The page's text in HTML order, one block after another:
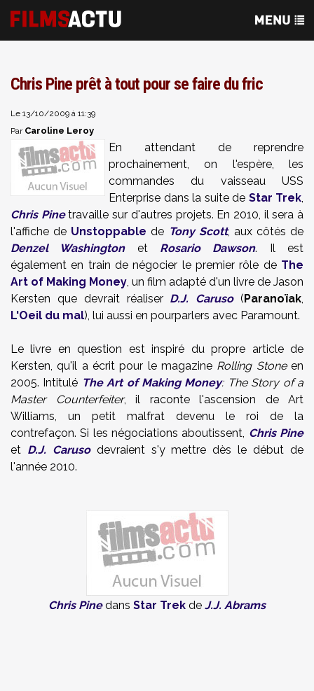
Chris Pine prêt à tout pour se faire du fric
Le 13/10/2009 à 11:39
Par Caroline Leroy
En attendant de reprendre
prochainement, on l'espère, les
commandes du vaisseau USS
Enterprise dans la suite de Star Trek,
Chris Pinetravaille sur d'autres projets. En 2010, il sera à
l'affiche de Unstoppable de Tony Scott, aux côtés de
Denzel Washingtonet Rosario Dawson. Il est
également en train de négocier le premier rôle de The
Art of Making Money, un film adapté d'un livre de Jason
Kersten que devrait réaliser D.J. Caruso(Paranoïak,
L'Oeil du mal), lui aussi en pourparlers avec Paramount.
Le livre en question est inspiré du propre article de
Kersten, qu'il a écrit pour le magazine Rolling Stoneen
2005. Intitulé The Art of Making Money: The Story of a
Master Counterfeiter, il raconte l'ascension de Art
Williams, un petit malfrat devenu le roi de la
contrefaçon. Si les négociations aboutissent, Chris Pine
et D.J. Carusodevraient s'y mettre dès le début de
l'année 2010.
Chris Pinedans Star Trek de J.J. Abrams